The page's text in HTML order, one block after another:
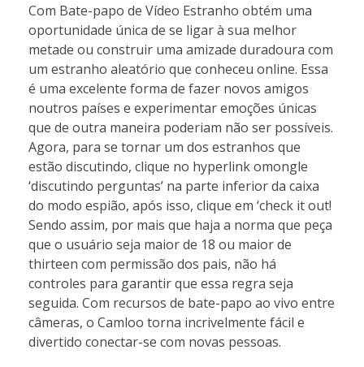
Com Bate-papo de Vídeo Estranho obtém uma
oportunidade única de se ligar à sua melhor
metade ou construir uma amizade duradoura com
um estranho aleatório que conheceu online. Essa
é uma excelente forma de fazer novos amigos
noutros países e experimentar emoções únicas
que de outra maneira poderiam não ser possíveis.
Agora, para se tornar um dos estranhos que
estão discutindo, clique no hyperlink omongle
‘discutindo perguntas’ na parte inferior da caixa
do modo espião, após isso, clique em ‘check it out!
Sendo assim, por mais que haja a norma que peça
que o usuário seja maior de 18 ou maior de
thirteen com permissão dos pais, não há
controles para garantir que essa regra seja
seguida. Com recursos de bate-papo ao vivo entre
câmeras, o Camloo torna incrivelmente fácil e
divertido conectar-se com novas pessoas.